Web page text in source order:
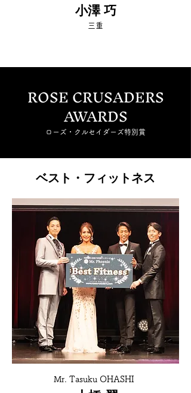
小澤 巧
​三重
ROSE CRUSADERS
AWARDS
ローズ・クルセイダーズ特別賞
ベスト・フィットネス
Mr. Tasuku OHASHI